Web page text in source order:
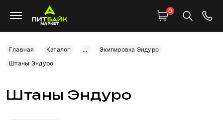
0
Главная Каталог ...
Экипировка Эндуро
Штаны Эндуро
Штаны Эндуро